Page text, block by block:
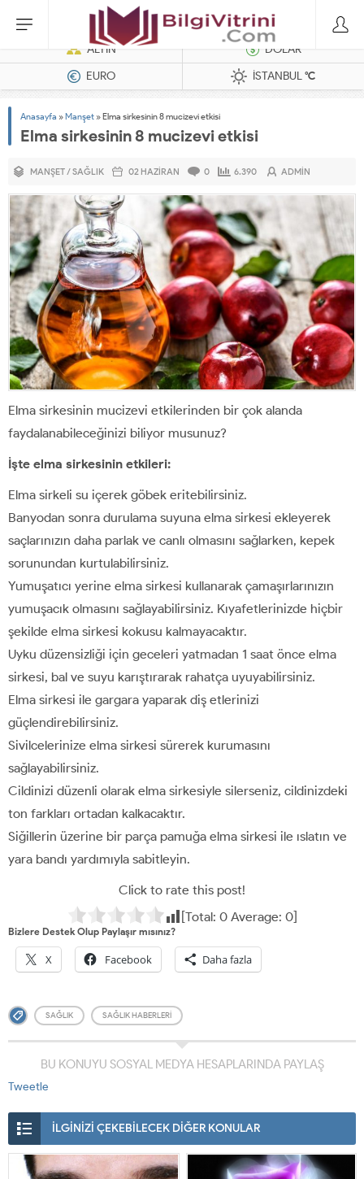
Dizel Jeneratörler
ALTIN
DOLAR
EURO
İSTANBUL°C
Anasayfa »Manşet »Elma sirkesinin 8 mucizevi etkisi
Elma sirkesinin 8 mucizevi etkisi
MANŞET/SAĞLIK 02 HAZIRAN 0 6.390 ADMIN
Elma sirkesinin mucizevi etkilerinden bir çok alanda
faydalanabileceğinizi biliyor musunuz?
İşte elma sirkesinin etkileri:
Elma sirkeli su içerek göbek eritebilirsiniz.
Banyodan sonra durulama suyuna elma sirkesi ekleyerek
saçlarınızın daha parlak ve canlı olmasını sağlarken, kepek
sorunundan kurtulabilirsiniz.
Yumuşatıcı yerine elma sirkesi kullanarak çamaşırlarınızın
yumuşacık olmasını sağlayabilirsiniz. Kıyafetlerinizde hiçbir
şekilde elma sirkesi kokusu kalmayacaktır.
Uyku düzensizliği için geceleri yatmadan 1 saat önce elma
sirkesi, bal ve suyu karıştırarak rahatça uyuyabilirsiniz.
Elma sirkesi ile gargara yaparak diş etlerinizi
güçlendirebilirsiniz.
Sivilcelerinize elma sirkesi sürerek kurumasını
sağlayabilirsiniz.
Cildinizi düzenli olarak elma sirkesiyle silerseniz, cildinizdeki
ton farkları ortadan kalkacaktır.
Siğillerin üzerine bir parça pamuğa elma sirkesi ile ıslatın ve
yara bandı yardımıyla sabitleyin.
Click to rate this post!
[Total: 0Average: 0]
Bizlere Destek Olup Paylaşır mısınız?
X Facebook Daha fazla
SAĞLIK SAĞLIK HABERLERI
BU KONUYU SOSYAL MEDYA HESAPLARINDA PAYLAŞ
Tweetle
İLGİNİZİ ÇEKEBİLECEK DİĞER KONULAR